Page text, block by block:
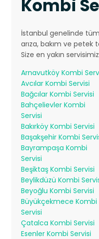
Kombi
İstanbul genelinde
arıza, bakım ve
Size en yakın
Arnavutköy Kombi
Avcılar Kombi Servisi
Bağcılar Kombi Servisi
Bahçelievler Kombi
Servisi
Bakırköy Kombi Servisi
Başakşehir Kombi
Bayrampaşa Kombi
Servisi
Beşiktaş Kombi Servisi
Beylikdüzü Kombi
Beyoğlu Kombi Servisi
Büyükçekmece Kombi
Servisi
Çatalca Kombi Servisi
Esenler Kombi Servisi